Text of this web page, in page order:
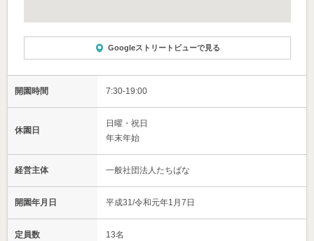
Googleストリートビューで見る
開園時間 7:30-19:00
休園日
日曜・祝日
年末年始
経営主体 一般社団法人たちばな
開園年月日 平成31/令和元年1月7日
定員数 13名